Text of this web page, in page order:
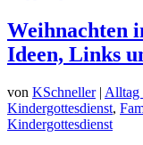
Weihnachten
Ideen, Links
von KSchneller| Alltag
Kindergottesdienst,
Kindergottesdienst